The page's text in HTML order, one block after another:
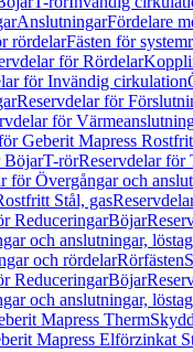
AnslutningarFördelare
rördelarFästen för
för Rördelar
för Invändig cirkulation
Reservdelar för
för
Geberit Mapress
BöjarT-rörReservdelar för
för Övergångar och
Stål, gas
ReduceringarBöjar
och anslutningar,
och rördelarRörfästen
ReduceringarBöjar
och anslutningar,
Mapress Therm
Mapress Elförzinkat